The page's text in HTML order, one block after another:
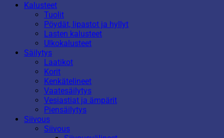
Kalusteet
Tuolit
Pöydät, lipastot ja hyllyt
Lasten kalusteet
Ulkokalusteet
Säilytys
Laatikot
Korit
Kenkätelineet
Vaatesäilytys
Vesiastiat ja ämpärit
Piensäilytys
Siivous
Siivous